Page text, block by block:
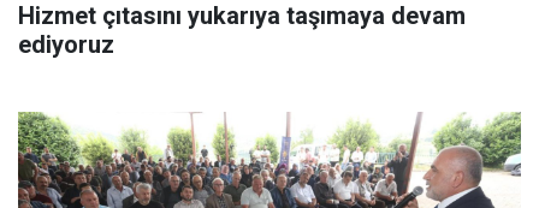
Hizmet çıtasını yukarıya taşımaya devam
ediyoruz